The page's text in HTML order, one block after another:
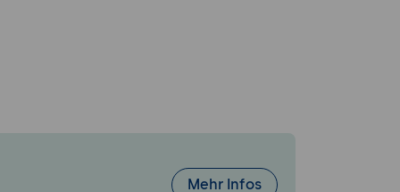
gestalten.
Mehr Infos